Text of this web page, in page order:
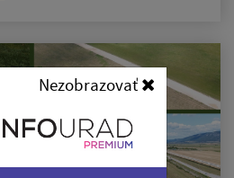
Nezobrazovať